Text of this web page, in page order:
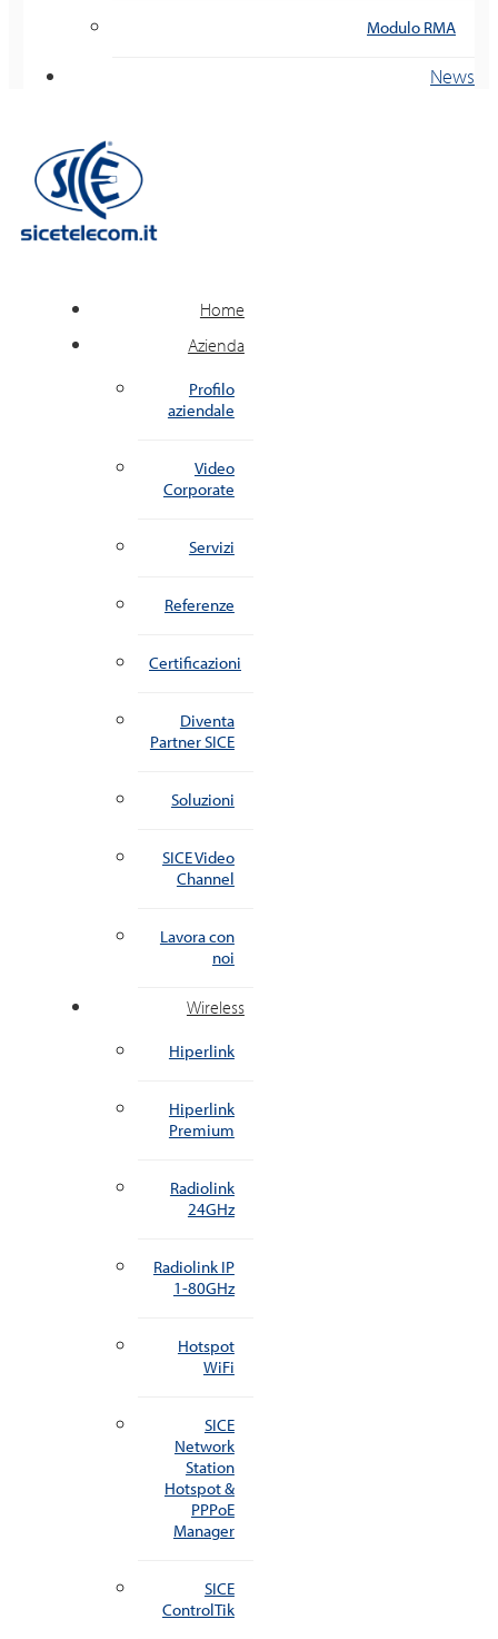
Modulo RMA
News
Home
Azienda
Profilo
aziendale
Video
Corporate
Servizi
Referenze
Certificazioni
Diventa
Partner SICE
Soluzioni
SICE Video
Channel
Lavora con
noi
Wireless
Hiperlink
Hiperlink
Premium
Radiolink
24GHz
Radiolink IP
1-80GHz
Hotspot
WiFi
SICE
Network
Station
Hotspot &
PPPoE
Manager
SICE
ControlTik